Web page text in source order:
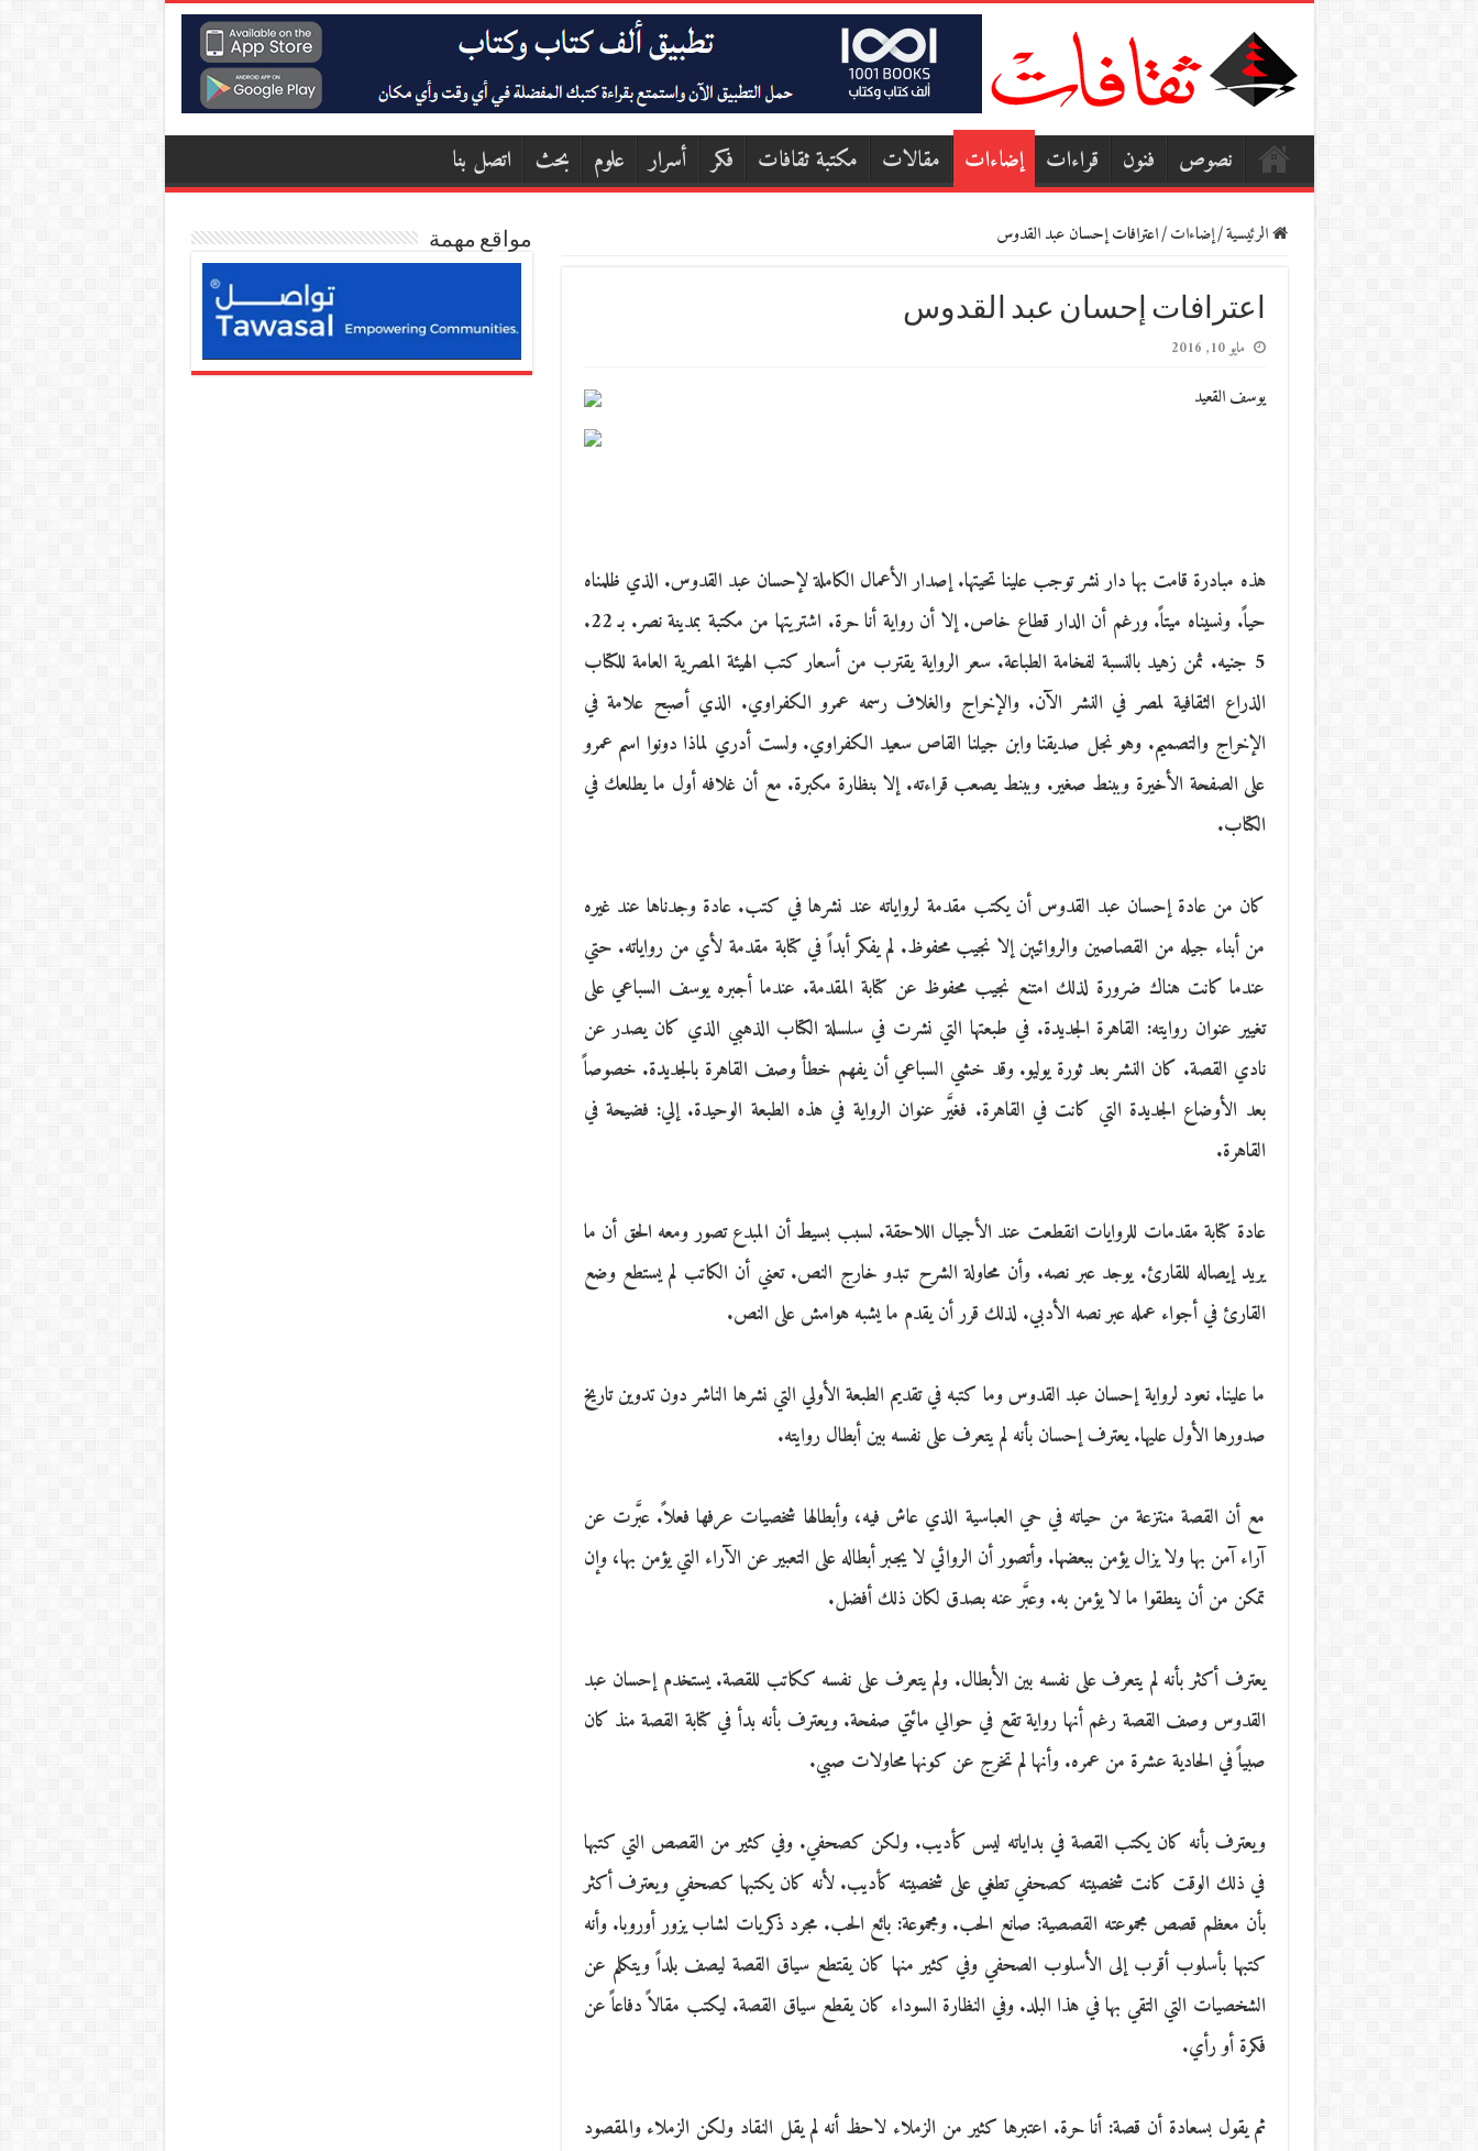
نصوص فنون قراءات إضاءات مقالات مكتبة ثقافات فكر أسرار علوم بحث اتصل بنا
الرئيسية/إضاءات/اعترافات إحسان عبد القدوس
اعترافات إحسان عبد القدوس
مايو 10, 2016
يوسف القعيد
هذه مبادرة قامت بها دار نشر توجب علينا تحيتها. إصدار الأعمال الكاملة لإحسان عبد القدوس. الذي ظلمناه
حياً. ونسيناه ميتاً. ورغم أن الدار قطاع خاص. إلا أن رواية أنا حرة. اشتريتها من مكتبة بمدينة نصر. بـ 22.
5 جنيه. ثمن زهيد بالنسبة لفخامة الطباعة. سعر الرواية يقترب من أسعار كتب الهيئة المصرية العامة للكتاب
الذراع الثقافية لمصر في النشر الآن. والإخراج والغلاف رسمه عمرو الكفراوي. الذي أصبح علامة في
الإخراج والتصميم. وهو نجل صديقنا وابن جيلنا القاص سعيد الكفراوي. ولست أدري لماذا دونوا اسم عمرو
على الصفحة الأخيرة وببنط صغير. وببنط يصعب قراءته. إلا بنظارة مكبرة. مع أن غلافه أول ما يطلعك في
الكتاب.
كان من عادة إحسان عبد القدوس أن يكتب مقدمة لرواياته عند نشرها في كتب. عادة وجدناها عند غيره
من أبناء جيله من القصاصين والروائيين إلا نجيب محفوظ. لم يفكر أبداً في كتابة مقدمة لأي من رواياته. حتي
عندما كانت هناك ضرورة لذلك امتنع نجيب محفوظ عن كتابة المقدمة. عندما أجبره يوسف السباعي على
تغيير عنوان روايته: القاهرة الجديدة. في طبعتها التي نشرت في سلسلة الكتاب الذهبي الذي كان يصدر عن
نادي القصة. كان النشر بعد ثورة يوليو. وقد خشي السباعي أن يفهم خطأ وصف القاهرة بالجديدة. خصوصاً
بعد الأوضاع الجديدة التي كانت في القاهرة. فغيَّر عنوان الرواية في هذه الطبعة الوحيدة. إلي: فضيحة في
القاهرة.
عادة كتابة مقدمات للروايات انقطعت عند الأجيال اللاحقة. لسبب بسيط أن المبدع تصور ومعه الحق أن ما
يريد إيصاله للقارئ. يوجد عبر نصه. وأن محاولة الشرح تبدو خارج النص. تعني أن الكاتب لم يستطع وضع
القارئ في أجواء عمله عبر نصه الأدبي. لذلك قرر أن يقدم ما يشبه هوامش على النص.
ما علينا. نعود لرواية إحسان عبد القدوس وما كتبه في تقديم الطبعة الأولي التي نشرها الناشر دون تدوين تاريخ
صدورها الأول عليها. يعترف إحسان بأنه لم يتعرف على نفسه بين أبطال روايته.
مع أن القصة منتزعة من حياته في حي العباسية الذي عاش فيه، وأبطالها شخصيات عرفها فعلاً. عبَّرت عن
آراء آمن بها ولا يزال يؤمن ببعضها. وأتصور أن الروائي لا يجبر أبطاله على التعبير عن الآراء التي يؤمن بها، وإن
تمكن من أن ينطقوا ما لا يؤمن به. وعبَّر عنه بصدق لكان ذلك أفضل.
يعترف أكثر بأنه لم يتعرف على نفسه بين الأبطال. ولم يتعرف على نفسه ككاتب للقصة. يستخدم إحسان عبد
القدوس وصف القصة رغم أنها رواية تقع في حوالي مائتي صفحة. ويعترف بأنه بدأ في كتابة القصة منذ كان
صبياً في الحادية عشرة من عمره. وأنها لم تخرج عن كونها محاولات صبي.
ويعترف بأنه كان يكتب القصة في بداياته ليس كأديب. ولكن كصحفي. وفي كثير من القصص التي كتبها
في ذلك الوقت كانت شخصيته كصحفي تطغي على شخصيته كأديب. لأنه كان يكتبها كصحفي ويعترف أكثر
بأن معظم قصص مجموعته القصصية: صانع الحب. ومجموعة: بائع الحب. مجرد ذكريات لشاب يزور أوروبا. وأنه
كتبها بأسلوب أقرب إلى الأسلوب الصحفي وفي كثير منها كان يقتطع سياق القصة ليصف بلداً ويتكلم عن
الشخصيات التي التقي بها في هذا البلد. وفي النظارة السوداء كان يقطع سياق القصة. ليكتب مقالاً دفاعاً عن
فكرة أو رأي.
ثم يقول بسعادة أن قصة: أنا حرة. اعتبرها كثير من الزملاء لاحظ أنه لم يقل النقاد ولكن الزملاء والمقصود
مواقع مهمة